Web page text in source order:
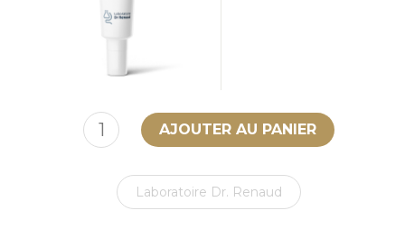
Laboratoire Dr. Renaud